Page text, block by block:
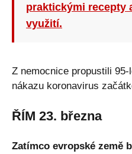
praktickými recepty
využití.
Z nemocnice propustili
nákazu koronavirus
ŘÍM 23. března
Zatímco evropské země